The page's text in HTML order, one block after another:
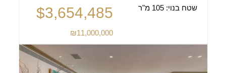
שטח בנוי:105 מ"ר $3,654,485
₪11,000,000